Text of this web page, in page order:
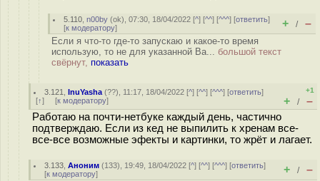
5.110 ,n00by (ok), 07:30, 18/04/2022 [^] [^^] [^^^] [ответить]
[к модератору] + / –
Если я что-то где-то запускаю и какое-то время
использую, то не для указанной Ва... большой текст
свёрнут, показать
3.121 ,InuYasha (??), 11:17, 18/04/2022 [^] [^^] [^^^] [ответить]
[↑] [к модератору]
+1
+ / –
Работаю на почти-нетбуке каждый день, частично
подтверждаю. Если из кед не выпилить к хренам все-
все-все возможные эфекты и картинки, то жрёт и лагает.
3.133 ,Аноним (133), 19:49, 18/04/2022 [^] [^^] [^^^] [ответить]
[к модератору] + / –